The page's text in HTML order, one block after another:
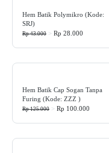
Hem Batik Polymikro (Kode:
SRJ)
Rp 43.000 > Rp 28.000
Hem Batik Cap Sogan Tanpa
Furing (Kode: ZZZ )
Rp 125.000 > Rp 100.000